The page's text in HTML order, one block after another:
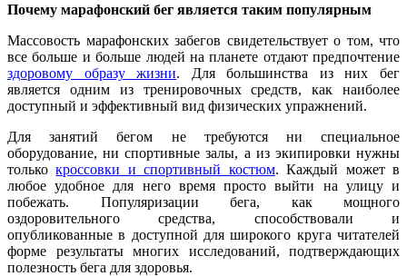
Почему марафонский бег является таким популярным
Массовость марафонских забегов свидетельствует о том, что
все больше и больше людей на планете отдают предпочтение
здоровому образу жизни. Для большинства из них бег
является одним из тренировочных средств, как наиболее
доступный и эффективный вид физических упражнений.
Для занятий бегом не требуются ни специальное
оборудование, ни спортивные залы, а из экипировки нужны
толькокроссовки и спортивный костюм. Каждый может в
любое удобное для него время просто выйти на улицу и
побежать. Популяризации бега, как мощного
оздоровительного средства, способствовали и
опубликованные в доступной для широкого круга читателей
форме результаты многих исследований, подтверждающих
полезность бега для здоровья.